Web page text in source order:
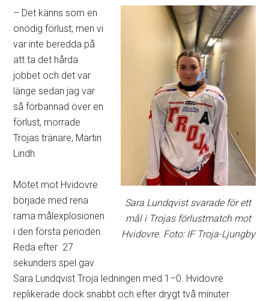
Sara Lundqvist svarade för ett
mål i Trojas förlustmatch mot
Hvidovre. Foto: IF Troja-Ljungby
– Det känns som en
onödig förlust, men vi
var inte beredda på
att ta det hårda
jobbet och det var
länge sedan jag var
så förbannad över en
förlust, morrade
Trojas tränare, Martin
Lindh.
Mötet mot Hvidovre
började med rena
rama målexplosionen
i den första perioden.
Reda efter 27
sekunders spel gav
Sara Lundqvist Troja ledningen med 1–0. Hvidovre
replikerade dock snabbt och efter drygt två minuter